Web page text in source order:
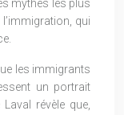
mythes les plus
qui
les immigrants
un portrait
révèle que,